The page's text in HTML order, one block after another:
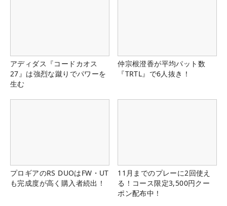
アディダス『コードカオス
27』は強烈な蹴りでパワーを
生む
仲宗根澄香が平均パット数
『TRTL』で6人抜き！
プロギアのRS DUOはFW・UT
も完成度が高く購入者続出！
11月までのプレーに2回使え
る！コース限定3,500円クー
ポン配布中！